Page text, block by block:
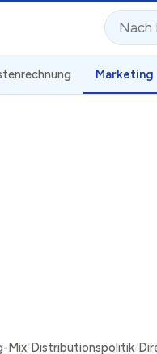
Suche
Marketing
Mix Distributionspolitik